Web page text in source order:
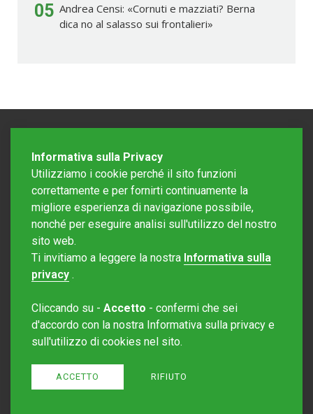
05 Andrea Censi: «Cornuti e mazziati? Berna
dica no al salasso sui frontalieri»
Editore Rotostampa SA
Sito creato daRedesign
Informativa sulla Privacy
Utilizziamo i cookie perché il sito funzioni
correttamente e per fornirti continuamente la
migliore esperienza di navigazione possibile,
nonché per eseguire analisi sull'utilizzo del nostro
sito web.
Ti invitiamo a leggere la nostra Informativa sulla
privacy .
Cliccando su - Accetto - confermi che sei
d'accordo con la nostra Informativa sulla privacy e
sull'utilizzo di cookies nel sito.
ACCETTO RIFIUTO